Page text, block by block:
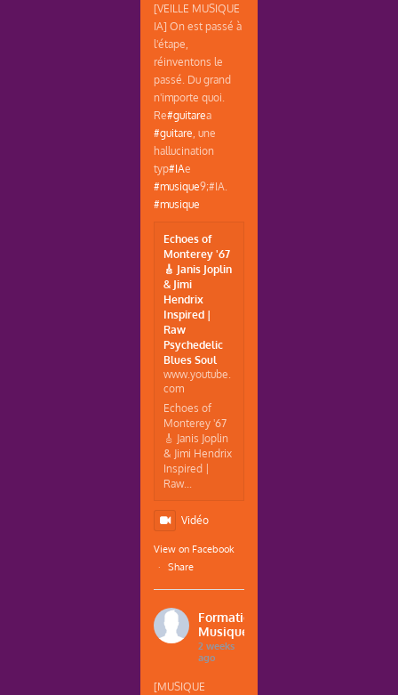
[VEILLE MUSIQUE
IA] On est passé à
l'étape,
réinventons le
passé. Du grand
n'importe quoi.
Re#guitarea
#guitare, une
hallucination
typ#IAe
#musique9;#IA.
#musique
Echoes of
Monterey '67
🎸 Janis Joplin
& Jimi
Hendrix
Inspired |
Raw
Psychedelic
Blues Soul
www.youtube.
com
Echoes of
Monterey '67
🎸 Janis Joplin
& Jimi Hendrix
Inspired |
Raw...
Vidéo
View on Facebook
·
Share
Formations
Musique
2 weeks
ago
[MUSIQUE